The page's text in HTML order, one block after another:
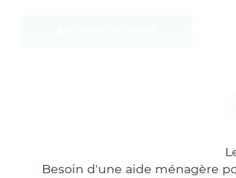
Besoin d'une aide ménagère